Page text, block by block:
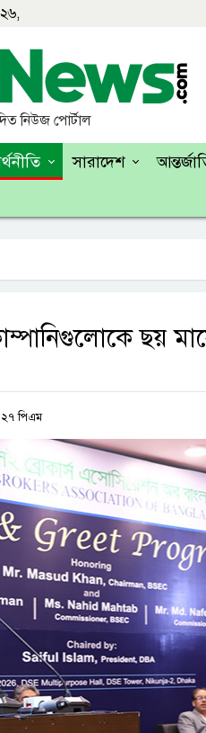
নিউজ পোর্টাল
সারাদেশ
ছয়
পিএম